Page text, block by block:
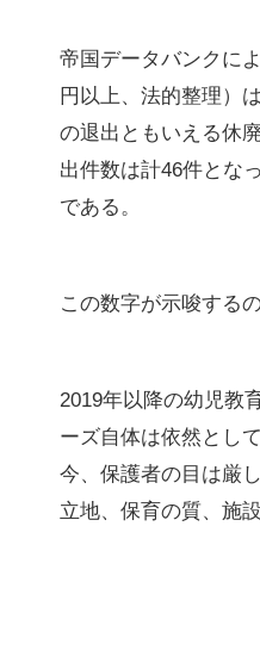
「待機児童ゼ
帝国データバンクに
円以上、法的整理）
の退出ともいえる休
出件数は計46件とな